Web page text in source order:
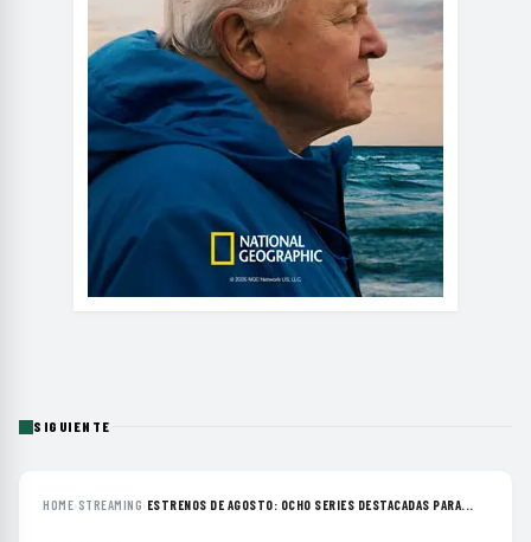
SIGUIENTE
HOME› STREAMING› ESTRENOS DE AGOSTO: OCHO SERIES DESTACADAS PARA...